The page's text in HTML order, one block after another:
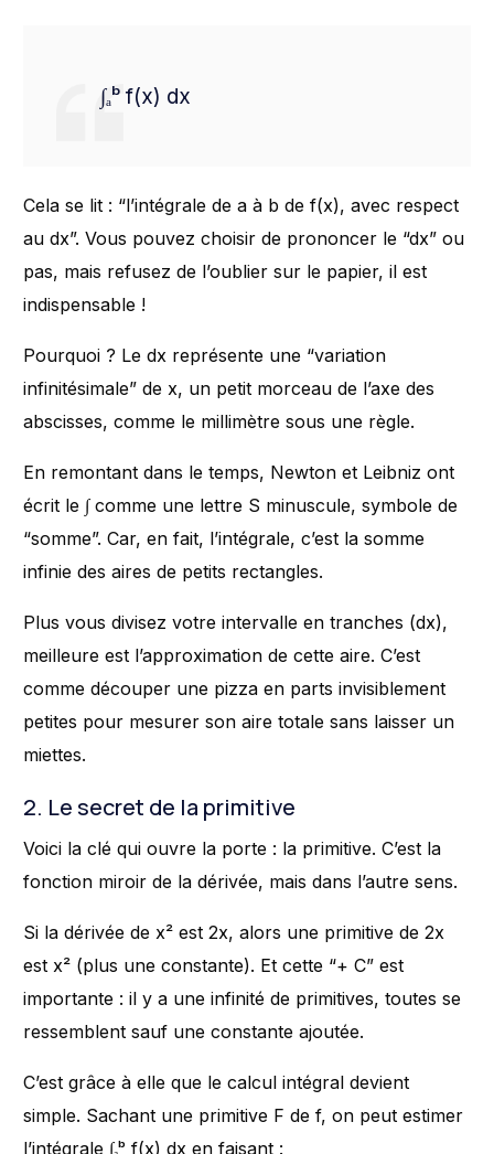
∫ₐᵇ f(x) dx
Cela se lit : “l’intégrale de a à b de f(x), avec respect
au dx”. Vous pouvez choisir de prononcer le “dx” ou
pas, mais refusez de l’oublier sur le papier, il est
indispensable !
Pourquoi ? Le dx représente une “variation
infinitésimale” de x, un petit morceau de l’axe des
abscisses, comme le millimètre sous une règle.
En remontant dans le temps, Newton et Leibniz ont
écrit le ∫ comme une lettre S minuscule, symbole de
“somme”. Car, en fait, l’intégrale, c’est la somme
infinie des aires de petits rectangles.
Plus vous divisez votre intervalle en tranches (dx),
meilleure est l’approximation de cette aire. C’est
comme découper une pizza en parts invisiblement
petites pour mesurer son aire totale sans laisser un
miettes.
2. Le secret de la primitive
Voici la clé qui ouvre la porte : la primitive. C’est la
fonction miroir de la dérivée, mais dans l’autre sens.
Si la dérivée de x² est 2x, alors une primitive de 2x
est x² (plus une constante). Et cette “+ C” est
importante : il y a une infinité de primitives, toutes se
ressemblent sauf une constante ajoutée.
C’est grâce à elle que le calcul intégral devient
simple. Sachant une primitive F de f, on peut estimer
l’intégrale ∫ₐᵇ f(x) dx en faisant :